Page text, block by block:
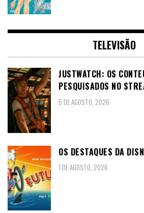
TELEVISÃO
JUSTWATCH: OS
PESQUISADOS NO
5 DE AGOSTO, 2026
OS DESTAQUES DA
1 DE AGOSTO, 2026